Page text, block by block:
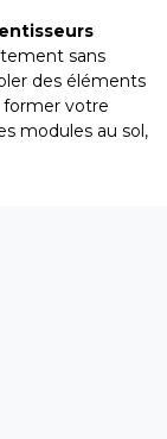
sans
des éléments
former votre
modules au sol,